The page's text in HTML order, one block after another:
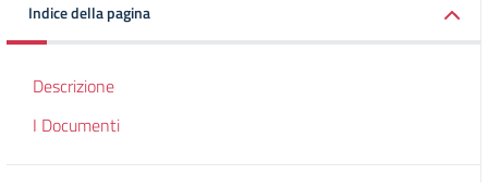
Indice della pagina
Descrizione
I Documenti